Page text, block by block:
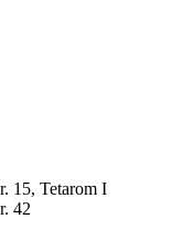
15, Tetarom I
42